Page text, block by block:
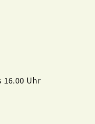
16.00 Uhr